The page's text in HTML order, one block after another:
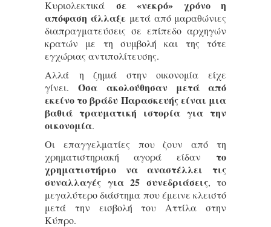
Κυριολεκτικά σε «νεκρό» χρόνο η
απόφαση άλλαξεμετά από μαραθώνιες
διαπραγματεύσεις σε επίπεδο αρχηγών
κρατών με τη συμβολή και της τότε
εγχώριας αντιπολίτευσης.
Αλλά η ζημιά στην οικονομία είχε
γίνει. Όσα ακολούθησαν μετά από
εκείνο το βράδυ Παρασκευής είναι μια
βαθιά τραυματική ιστορία για την
οικονομία.
Οι επαγγελματίες που ζουν από τη
χρηματιστηριακή αγορά είδαν το
χρηματιστήριο να αναστέλλει τις
συναλλαγές για 25 συνεδριάσεις, το
μεγαλύτερο διάστημα που έμεινε κλειστό
μετά την εισβολή του Αττίλα στην
Κύπρο.